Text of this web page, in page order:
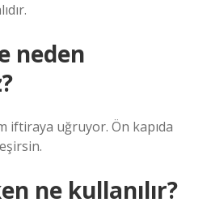
neden
iftiraya uğruyor. Ön kapıda
ne kullanılır?